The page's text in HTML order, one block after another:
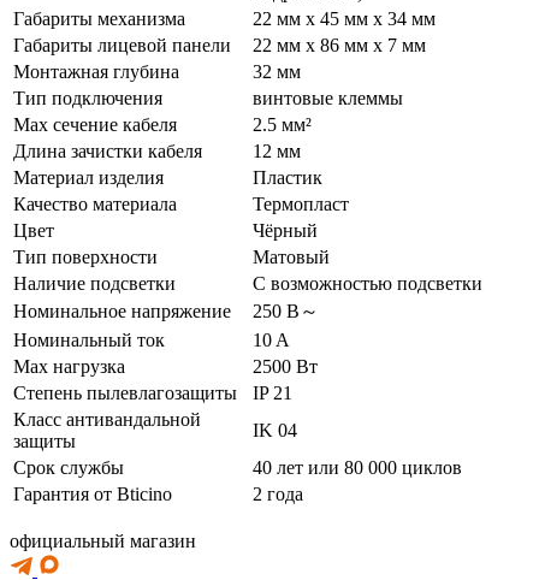
Габариты механизма
22 мм x 45 мм x 34 мм
Габариты лицевой панели
22 мм x 86 мм x 7 мм
Монтажная глубина
32 мм
Тип подключения
винтовые клеммы
Max сечение кабеля
2.5 мм²
Длина зачистки кабеля
12 мм
Материал изделия
Пластик
Качество материала
Термопласт
Цвет
Чёрный
Тип поверхности
Матовый
Наличие подсветки
С возможностью подсветки
Номинальное напряжение
250 В～
Номинальный ток
10 A
Max нагрузка
2500 Вт
Степень пылевлагозащиты
IP 21
Класс антивандальной
защиты
IK 04
Срок службы
40 лет или 80 000 циклов
Гарантия от Bticino
2 года
официальный магазин